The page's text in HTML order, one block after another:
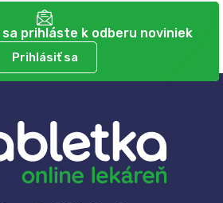
prihláste k odberu noviniek
Prihlásiť sa